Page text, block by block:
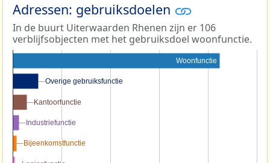
Adressen: gebruiksdoelen
In de buurt Uiterwaarden Rhenen zijn er 106
verblijfsobjecten met het gebruiksdoel woonfunctie.
Woonfunctie
Overige gebruiksfunctie
Overige gebruiksfunctie
Kantoorfunctie
Kantoorfunctie
Industriefunctie
Industriefunctie
Bijeenkomstfunctie
Bijeenkomstfunctie